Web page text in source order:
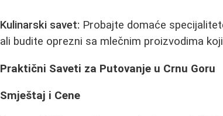
Kulinarski savet: Probajte domaće
ali budite oprezni sa mlečnim proizvodima
Praktični Saveti za Putovanje u Crnu Goru
Smještaj i Cene